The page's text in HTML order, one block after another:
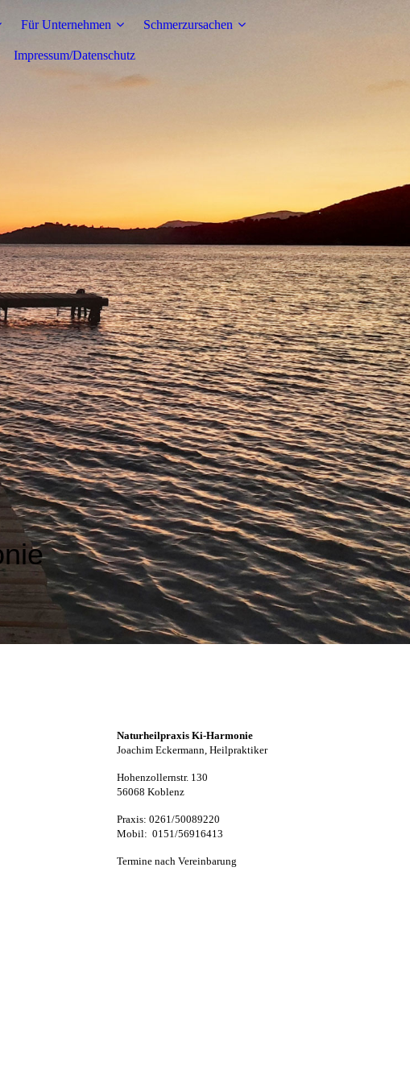
Für Unternehmen Schmerzursachen
Impressum/Datenschutz
Naturheilpraxis Ki-Harmonie
Joachim Eckermann, Heilpraktiker
Hohenzollernstr. 130
56068 Koblenz
Praxis: 0261/50089220
Mobil: 0151/56916413
Termine nach Vereinbarung